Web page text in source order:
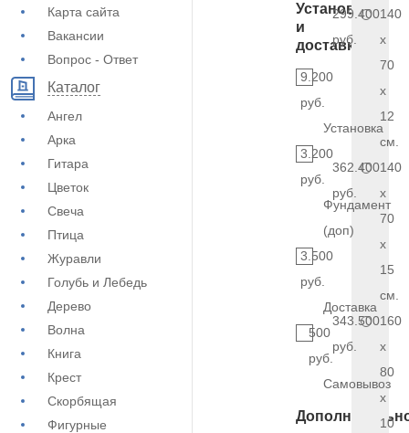
Карта сайта
Вакансии
Вопрос - Ответ
Каталог
Ангел
Арка
Гитара
Цветок
Свеча
Птица
Журавли
Голубь и Лебедь
Дерево
Волна
Книга
Крест
Скорбящая
Фигурные
Установка
и
доставка
9.200
руб.
Установка
3.200
руб.
Фундамент
(доп)
3.500
руб.
Доставка
500
руб.
Самовывоз
299.400
руб.
140
x
70
x
12
см.
362.400
руб.
140
x
70
x
15
см.
343.500
руб.
160
x
80
x
10